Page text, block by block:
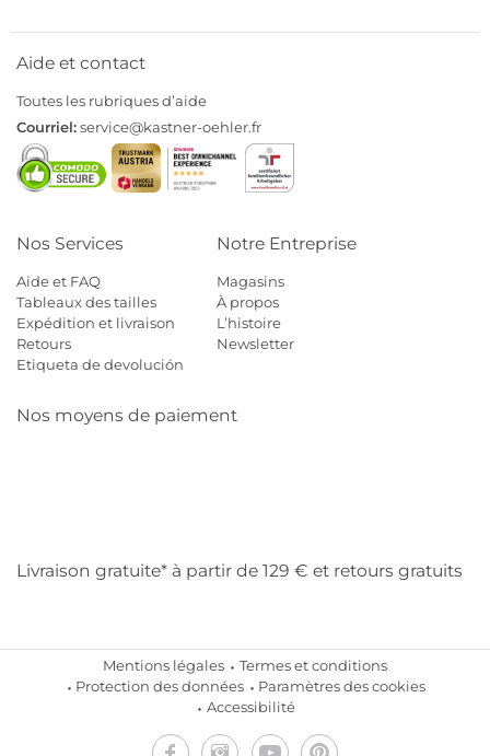
Aide et contact
Toutes les rubriques d’aide
Courriel:service@kastner-oehler.fr
Nos Services
Aide et FAQ
Tableaux des tailles
Expédition et livraison
Retours
Etiqueta de devolución
Notre Entreprise
Magasins
À propos
L’histoire
Newsletter
Nos moyens de paiement
Livraison gratuite* à partir de 129 € et retours gratuits
Mentions légales
Termes et conditions
Protection des données
Paramètres des cookies
Accessibilité